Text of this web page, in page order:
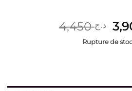
د.ج4,450
Le
Rupture de